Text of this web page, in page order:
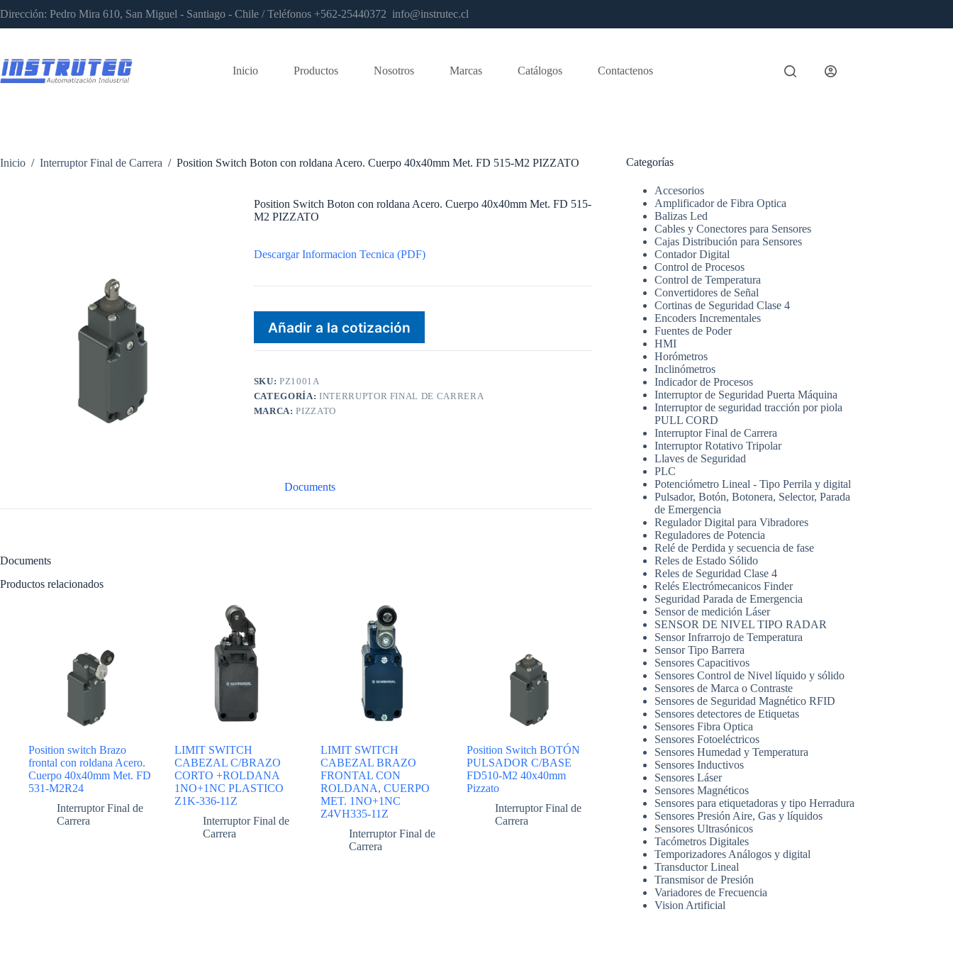
al
contenido
Dirección: Pedro Mira 610, San Miguel - Santiago - Chile / Teléfonos +562-25440372 info@instrutec.cl
Inicio Productos Nosotros Marcas Catálogos Contactenos
Inicio / Interruptor Final de Carrera / Position Switch Boton con roldana Acero. Cuerpo 40x40mm Met. FD 515-M2 PIZZATO
Position Switch Boton con roldana Acero. Cuerpo 40x40mm Met. FD 515-
M2 PIZZATO
Descargar Informacion Tecnica (PDF)
Añadir a la cotización
SKU:PZ1001A
CATEGORÍA: INTERRUPTOR FINAL DE CARRERA
MARCA:PIZZATO
Documents
Documents
Productos relacionados
Position switch Brazo
frontal con roldana Acero.
Cuerpo 40x40mm Met. FD
531-M2R24
Interruptor Final de
Carrera
LIMIT SWITCH
CABEZAL C/BRAZO
CORTO +ROLDANA
1NO+1NC PLASTICO
Z1K-336-11Z
Interruptor Final de
Carrera
LIMIT SWITCH
CABEZAL BRAZO
FRONTAL CON
ROLDANA, CUERPO
MET. 1NO+1NC
Z4VH335-11Z
Interruptor Final de
Carrera
Position Switch BOTÓN
PULSADOR C/BASE
FD510-M2 40x40mm
Pizzato
Interruptor Final de
Carrera
Categorías
Accesorios
Amplificador de Fibra Optica
Balizas Led
Cables y Conectores para Sensores
Cajas Distribución para Sensores
Contador Digital
Control de Procesos
Control de Temperatura
Convertidores de Señal
Cortinas de Seguridad Clase 4
Encoders Incrementales
Fuentes de Poder
HMI
Horómetros
Inclinómetros
Indicador de Procesos
Interruptor de Seguridad Puerta Máquina
Interruptor de seguridad tracción por piola
PULL CORD
Interruptor Final de Carrera
Interruptor Rotativo Tripolar
Llaves de Seguridad
PLC
Potenciómetro Lineal - Tipo Perrila y digital
Pulsador, Botón, Botonera, Selector, Parada
de Emergencia
Regulador Digital para Vibradores
Reguladores de Potencia
Relé de Perdida y secuencia de fase
Reles de Estado Sólido
Reles de Seguridad Clase 4
Relés Electrómecanicos Finder
Seguridad Parada de Emergencia
Sensor de medición Láser
SENSOR DE NIVEL TIPO RADAR
Sensor Infrarrojo de Temperatura
Sensor Tipo Barrera
Sensores Capacitivos
Sensores Control de Nivel líquido y sólido
Sensores de Marca o Contraste
Sensores de Seguridad Magnético RFID
Sensores detectores de Etiquetas
Sensores Fibra Optica
Sensores Fotoeléctricos
Sensores Humedad y Temperatura
Sensores Inductivos
Sensores Láser
Sensores Magnéticos
Sensores para etiquetadoras y tipo Herradura
Sensores Presión Aire, Gas y líquidos
Sensores Ultrasónicos
Tacómetros Digitales
Temporizadores Análogos y digital
Transductor Lineal
Transmisor de Presión
Variadores de Frecuencia
Vision Artificial